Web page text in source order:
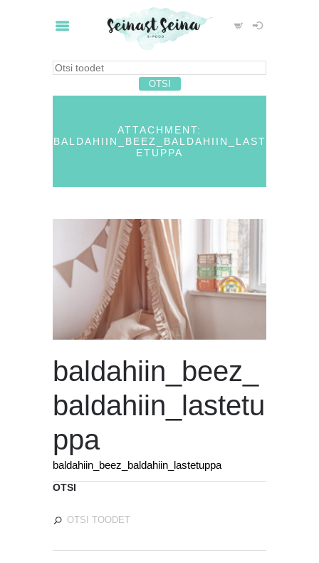
ATTACHMENT:
BALDAHIIN_BEEZ_BALDAHIIN_LAST
ETUPPA
baldahiin_beez_
baldahiin_lastetu
ppa
baldahiin_beez_baldahiin_lastetuppa
OTSI